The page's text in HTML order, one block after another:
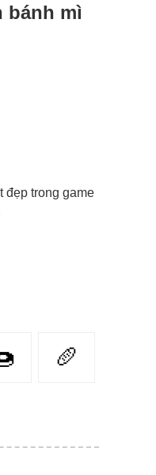
bánh mì
đẹp trong game
🥖